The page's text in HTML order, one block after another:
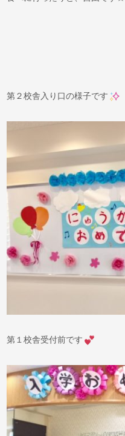
第２校舎入り口の様子です
第１校舎受付前です